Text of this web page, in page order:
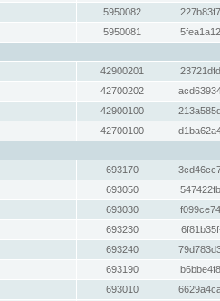
5950082
5950081
42900201
42700202
42900100
42700100
693170
693050
693030
693230
693240
693190
693010